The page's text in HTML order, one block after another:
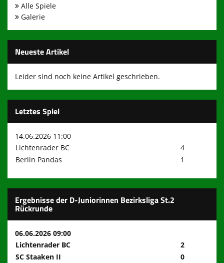
Links
650 Jahre Lichtenrade
100 Jahre LBC
Mitgliederbereich
Kontakt zum LBC
Alle Spiele
Galerie
Neueste Artikel
Leider sind noch keine Artikel geschrieben.
Letztes Spiel
14.06.2026 11:00
Lichtenrader BC
4
Berlin Pandas
1
Ergebnisse der D-Juniorinnen Bezirksliga St.2
Rückrunde
06.06.2026 09:00
Lichtenrader BC
2
SC Staaken II
0